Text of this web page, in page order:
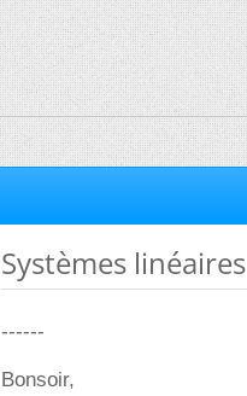
Systèmes linéaires
------
Bonsoir,